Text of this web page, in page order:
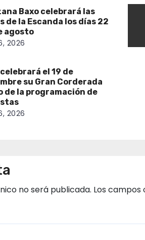
Baxo celebrará las
de la Escanda los días 22
agosto
2026
el 19 de
su Gran Corderada
de la programación de
2026
no será publicada. Los